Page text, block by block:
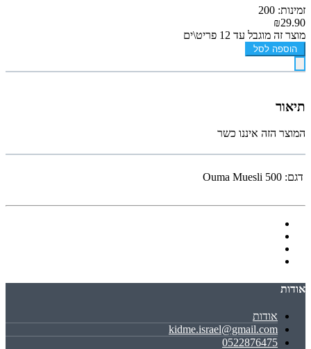
זמינות: 200
₪29.90
מוצר זה מוגבל עד 12 פריט\ים
הוספה לסל
תיאור
המוצר הזה איננו כשר
דגם: Ouma Muesli 500
אודות
אודות
kidme.israel@gmail.com
0522876475